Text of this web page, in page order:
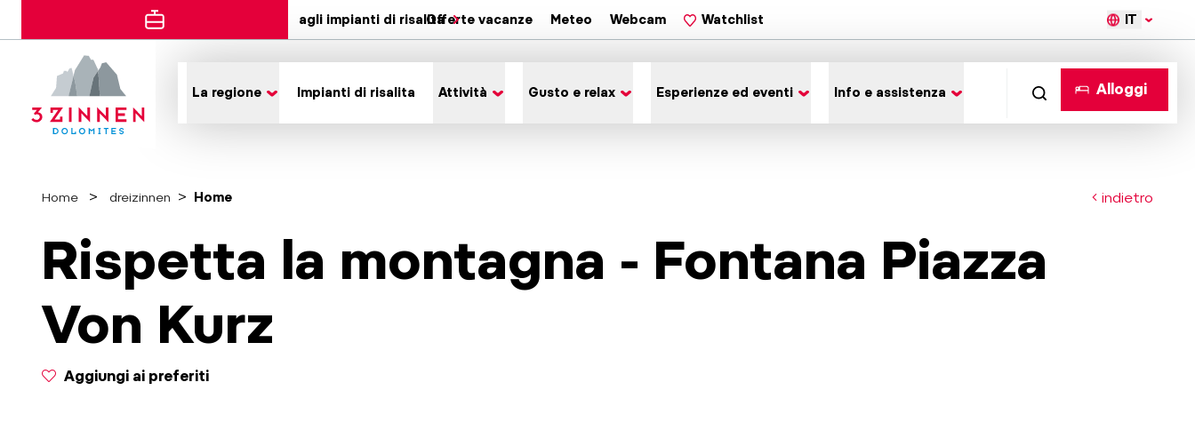
agli impianti di risalitaOfferte vacanze Meteo Webcam Watchlist IT
La regione Impianti di risalita Attività Gusto e relax Esperienze ed eventi Info e assistenza Alloggi
Home dreizinnen Home indietro
Rispetta la montagna - Fontana Piazza
Von Kurz
Aggiungi ai preferiti